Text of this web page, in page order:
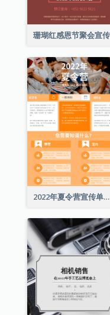
2022年夏令营宣传单张